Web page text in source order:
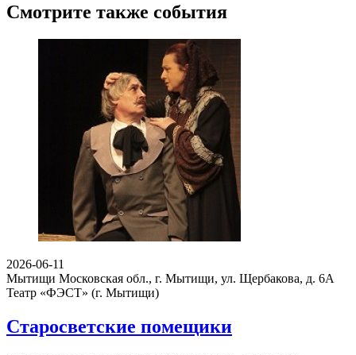
Смотрите также события
2026-06-11
Мытищи Московская обл., г. Мытищи, ул. Щербакова, д. 6А
Театр «ФЭСТ» (г. Мытищи)
Старосветские помещики